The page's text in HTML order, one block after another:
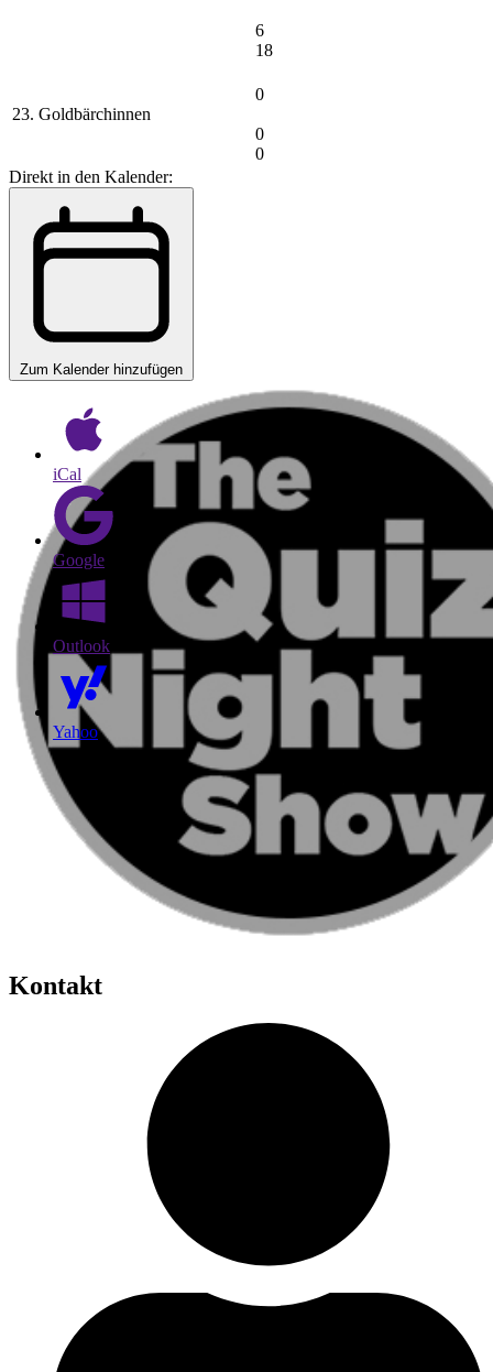
6
18
23. Goldbärchinnen
0
0
0
Direkt in den Kalender:
Zum Kalender hinzufügen
iCal
Google
Outlook
Yahoo
Kontakt